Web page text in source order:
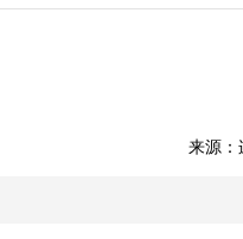
来源：